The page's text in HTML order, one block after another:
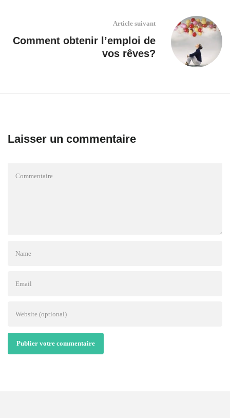
Article suivant
Comment obtenir l’emploi de
vos rêves?
Laisser un commentaire
Publier votre commentaire